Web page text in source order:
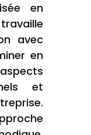
en
avec
en
et